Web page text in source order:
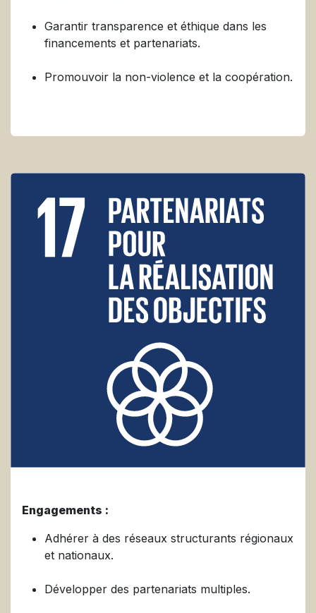
Garantir transparence et éthique dans les
financements et partenariats.
Promouvoir la non-violence et la coopération.
Engagements :
Adhérer à des réseaux structurants régionaux
et nationaux.
Développer des partenariats multiples.